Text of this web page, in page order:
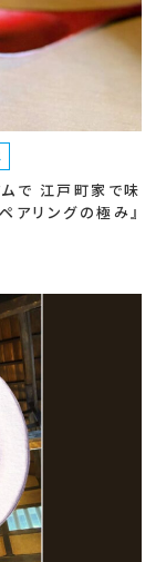
ムで 江戸町家で味
アリングの極み』